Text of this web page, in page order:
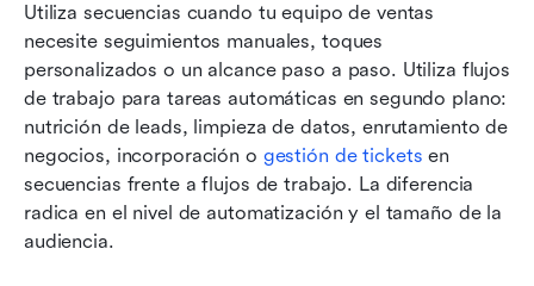
Utiliza secuencias cuando tu equipo de ventas
necesite seguimientos manuales, toques
personalizados o un alcance paso a paso. Utiliza flujos
de trabajo para tareas automáticas en segundo plano:
nutrición de leads, limpieza de datos, enrutamiento de
negocios, incorporación o gestión de tickets en
secuencias frente a flujos de trabajo. La diferencia
radica en el nivel de automatización y el tamaño de la
audiencia.